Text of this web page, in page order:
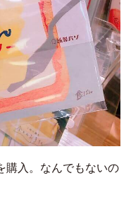
購入。なんでもないの